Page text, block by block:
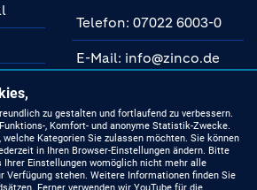
Telefon: 07022 6003-0
E-Mail: info@zinco.de
MIT UNS AUF DEM
NEUESTEN STAND
Produkte
zu gestalten und fortlaufend zu verbessern.
, Komfort- und anonyme Statistik-Zwecke.
Kategorien Sie zulassen möchten. Sie können
in Ihren Browser-Einstellungen ändern. Bitte
Ihrer Einstellungen womöglich nicht mehr alle
Verfügung stehen. Weitere Informationen finden Sie